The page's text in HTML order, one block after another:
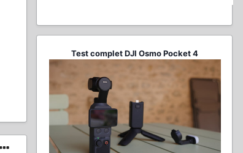
Test complet DJI Osmo Pocket 4